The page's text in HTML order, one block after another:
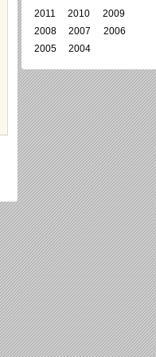
2011
2010
2009
2008
2007
2006
2005
2004